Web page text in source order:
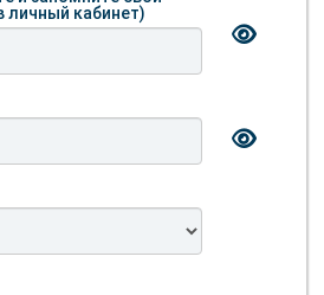
личный кабинет)